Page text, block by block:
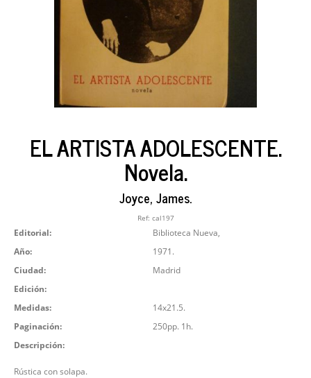
EL ARTISTA ADOLESCENTE.
Novela.
Joyce, James.
Ref: cal197
Editorial:
Biblioteca Nueva,
Año:
1971.
Ciudad:
Madrid
Edición:
Medidas:
14x21.5.
Paginación:
250pp. 1h.
Descripción:
Rústica con solapa.